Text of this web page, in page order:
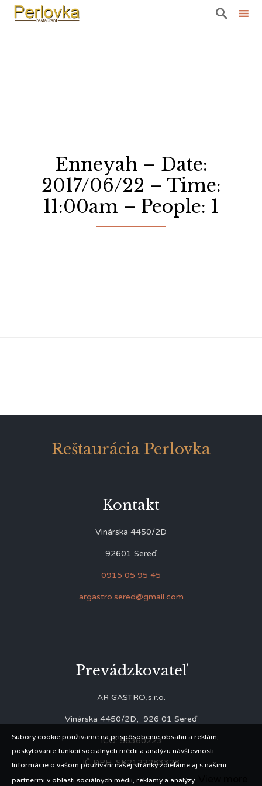

Enneyah – Date:
2017/06/22 – Time:
11:00am – People: 1
Reštaurácia Perlovka
Kontakt
Vinárska 4450/2D
92601 Sereď
0915 05 95 45
argastro.sered@gmail.com
Prevádzkovateľ
AR GASTRO,s.r.o.
Vinárska 4450/2D, 926 01 Sereď
IČO: 56360223
IČ DPH: SK2122283328
Súbory cookie používame na prispôsobenie obsahu a reklám,
poskytovanie funkcií sociálnych médií a analýzu návštevnosti.
Informácie o vašom používaní našej stránky zdieľame aj s našimi
partnermi v oblasti sociálnych médií, reklamy a analýzy.